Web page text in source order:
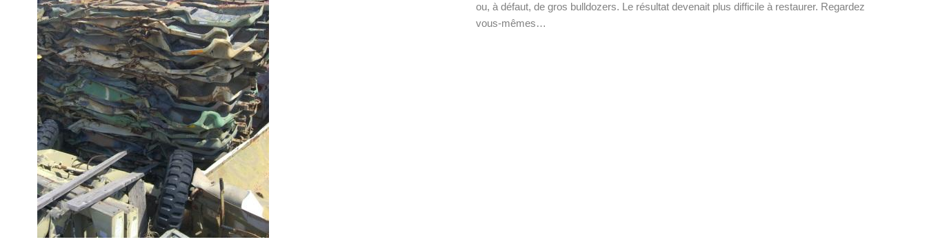
ou, à défaut, de gros bulldozers. Le résultat devenait plus difficile à restaurer. Regardez
vous-mêmes…